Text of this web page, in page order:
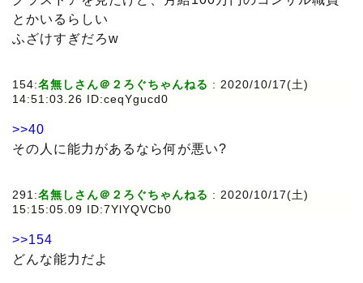
とかいるらしい
ふざけすぎだろw
154:名無しさん＠２ろぐちゃんねる : 2020/10/17(土)
14:51:03.26 ID:ceqYgucd0
>>40
その人に能力があるなら何が悪い?
291:名無しさん＠２ろぐちゃんねる : 2020/10/17(土)
15:15:05.09 ID:7YlYQVCb0
>>154
どんな能力だよ